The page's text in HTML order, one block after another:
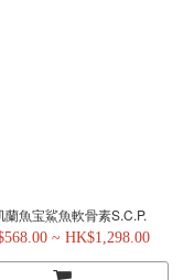
蘭魚宝鯊魚軟骨素S.C.P.
~ HK$1,298.00